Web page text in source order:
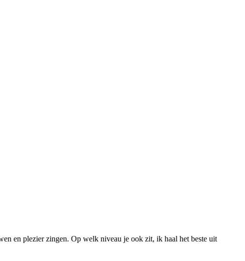
en plezier zingen. Op welk niveau je ook zit, ik haal het beste uit